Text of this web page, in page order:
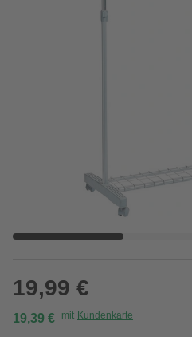
19,99 €
19,39 € mit Kundenkarte